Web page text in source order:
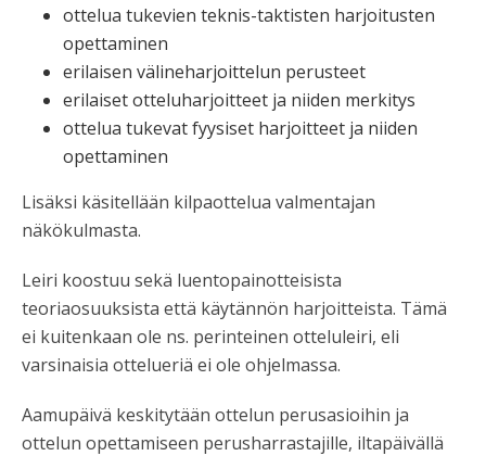
ottelua tukevien teknis-taktisten harjoitusten
opettaminen
erilaisen välineharjoittelun perusteet
erilaiset otteluharjoitteet ja niiden merkitys
ottelua tukevat fyysiset harjoitteet ja niiden
opettaminen
Lisäksi käsitellään kilpaottelua valmentajan
näkökulmasta.
Leiri koostuu sekä luentopainotteisista
teoriaosuuksista että käytännön harjoitteista. Tämä
ei kuitenkaan ole ns. perinteinen otteluleiri, eli
varsinaisia ottelueriä ei ole ohjelmassa.
Aamupäivä keskitytään ottelun perusasioihin ja
ottelun opettamiseen perusharrastajille, iltapäivällä